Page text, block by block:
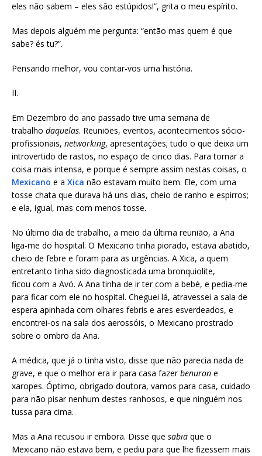
eles não sabem – eles são estúpidos!”, grita o meu espírito.
Mas depois alguém me pergunta: “então mas quem é que
sabe? és tu?”.
Pensando melhor, vou contar-vos uma história.
II.
Em Dezembro do ano passado tive uma semana de
trabalho daquelas. Reuniões, eventos, acontecimentos sócio-
profissionais, networking, apresentações; tudo o que deixa um
introvertido de rastos, no espaço de cinco dias. Para tornar a
coisa mais intensa, e porque é sempre assim nestas coisas, o
Mexicano e a Xica não estavam muito bem. Ele, com uma
tosse chata que durava há uns dias, cheio de ranho e espirros;
e ela, igual, mas com menos tosse.
No último dia de trabalho, a meio da última reunião, a Ana
liga-me do hospital. O Mexicano tinha piorado, estava abatido,
cheio de febre e foram para as urgências. A Xica, a quem
entretanto tinha sido diagnosticada uma bronquiolite,
ficou com a Avó. A Ana tinha de ir ter com a bebé, e pedia-me
para ficar com ele no hospital. Cheguei lá, atravessei a sala de
espera apinhada com olhares febris e ares esverdeados, e
encontrei-os na sala dos aerossóis, o Mexicano prostrado
sobre o ombro da Ana.
A médica, que já o tinha visto, disse que não parecia nada de
grave, e que o melhor era ir para casa fazerbenuron e
xaropes. Óptimo, obrigado doutora, vamos para casa, cuidado
para não pisar nenhum destes ranhosos, e que ninguém nos
tussa para cima.
Mas a Ana recusou ir embora. Disse que sabia que o
Mexicano não estava bem, e pediu para que lhe fizessem mais